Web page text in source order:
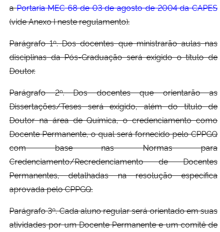
aPortaria MEC 68 de 03 de agosto de 2004 da CAPES
(vide Anexo I neste regulamento).
Parágrafo 1º. Dos docentes que ministrarão aulas nas
disciplinas da Pós-Graduação será exigido o título de
Doutor.
Parágrafo 2º. Dos docentes que orientarão as
Dissertações/Teses será exigido, além do título de
Doutor na área de Química, o credenciamento como
Docente Permanente, o qual será fornecido pelo CPPGQ
com base nas Normas para
Credenciamento/Recredenciamento de Docentes
Permanentes, detalhadas na resolução específica
aprovada pelo CPPGQ.
Parágrafo 3º. Cada aluno regular será orientado em suas
atividades por um Docente Permanente e um comitê de